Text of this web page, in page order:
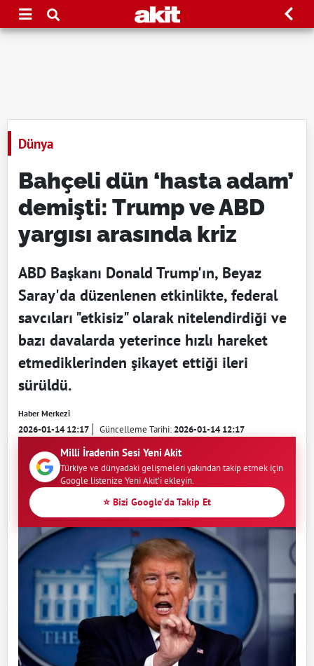
Dünya
Bahçeli dün ‘hasta adam’
demişti: Trump ve ABD
yargısı arasında kriz
ABD Başkanı Donald Trump'ın, Beyaz
Saray'da düzenlenen etkinlikte, federal
savcıları "etkisiz" olarak nitelendirdiği ve
bazı davalarda yeterince hızlı hareket
etmediklerinden şikayet ettiği ileri
sürüldü.
Haber Merkezi
2026-01-14 12:17 Güncelleme Tarihi:2026-01-14 12:17
Milli İradenin Sesi Yeni Akit
Türkiye ve dünyadaki gelişmeleri yakından takip etmek için
Google listenize Yeni Akit'i ekleyin.
⭐ Bizi Google'da Takip Et